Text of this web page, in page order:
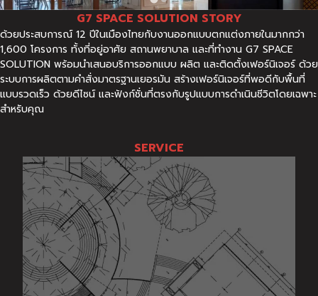
G7 SPACE SOLUTION STORY
ด้วยประสบการณ์ 12 ปีในเมืองไทยกับงานออกแบบตกแต่งภายในมากกว่า
1,600 โครงการ ทั้งที่อยู่อาศัย สถานพยาบาล และที่ทำงาน G7 SPACE
SOLUTION พร้อมนำเสนอบริการออกแบบ ผลิต และติดตั้งเฟอร์นิเจอร์ ด้วย
ระบบการผลิตตามคำสั่งมาตรฐานเยอรมัน สร้างเฟอร์นิเจอร์ที่พอดีกับพื้นที่
แบบรวดเร็ว ด้วยดีไซน์ และฟังก์ชั่นที่ตรงกับรูปแบบการดำเนินชีวิตโดยเฉพาะ
สำหรับคุณ
SERVICE